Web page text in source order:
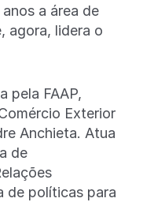
a área de
agora, lidera o
pela FAAP,
Exterior
Anchieta. Atua
de
de políticas para